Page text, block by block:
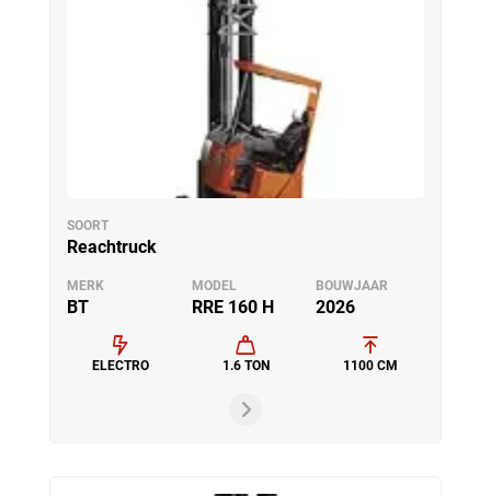
SOORT
Reachtruck
MERK
BT
MODEL
RRE 160 H
BOUWJAAR
2026
ELECTRO 1.6 TON 1100 CM